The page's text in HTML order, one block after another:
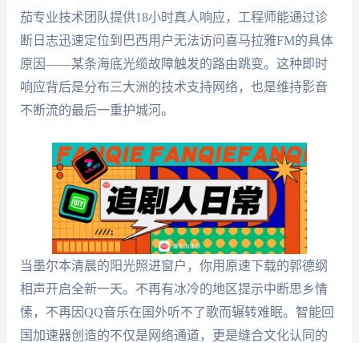
茄专业技术团队提供18小时真人响应，工程师能通过诊
断日志迅速定位到巴西用户无法访问喜马拉雅FM的具体
原因——某条海底光缆故障触发的路由跳变。这种即时
响应背后是分布三大洲的技术支持网络，也是维持影音
不断流的最后一重护城河。
当墨尔本清晨的阳光照进窗户，你用原速下载的郭德纲
相声开启全新一天。不再有冰冷的地区提示中断思乡情
愫，不再因QQ音乐在国外听不了歌而辗转难眠。智能回
国加速器创造的不仅是网络通道，更是缝合文化认同的